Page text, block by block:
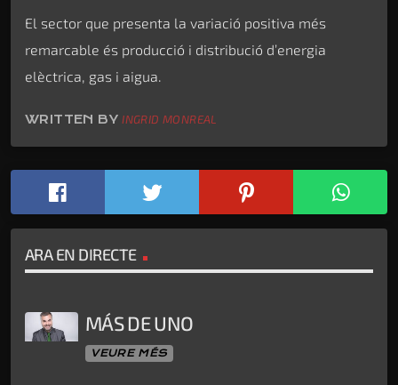
El sector que presenta la variació positiva més
remarcable és producció i distribució d’energia
elèctrica, gas i aigua.
WRITTEN BYINGRID MONREAL
ARA EN DIRECTE
MÁS DE UNO
VEURE MÉS